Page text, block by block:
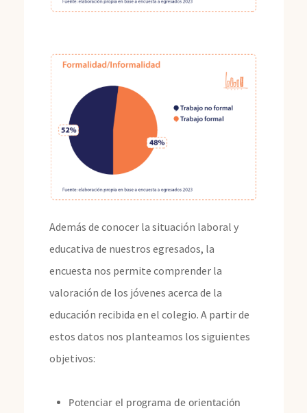
Además de conocer la situación laboral y
educativa de nuestros egresados, la
encuesta nos permite comprender la
valoración de los jóvenes acerca de la
educación recibida en el colegio. A partir de
estos datos nos planteamos los siguientes
objetivos:
Potenciar el programa de orientación